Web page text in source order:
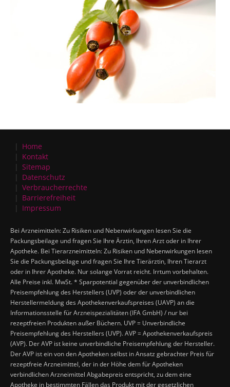
Home
Kontakt
Sitemap
Datenschutz
Verbraucherrechte
Barrierefreiheit
Impressum
Bei Arzneimitteln: Zu Risiken und Nebenwirkungen lesen Sie die
Packungsbeilage und fragen Sie Ihre Ärztin, Ihren Arzt oder in Ihrer
Apotheke. Bei Tierarzneimitteln: Zu Risiken und Nebenwirkungen lesen
Sie die Packungsbeilage und fragen Sie Ihre Tierärztin, Ihren Tierarzt
oder in Ihrer Apotheke. Nur solange Vorrat reicht. Irrtum vorbehalten.
Alle Preise inkl. MwSt. * Sparpotential gegenüber der unverbindlichen
Preisempfehlung des Herstellers (UVP) oder der unverbindlichen
Herstellermeldung des Apothekenverkaufspreises (UAVP) an die
Informationsstelle für Arzneispezialitäten (IFA GmbH) / nur bei
rezeptfreien Produkten außer Büchern. UVP = Unverbindliche
Preisempfehlung des Herstellers (UVP). AVP = Apothekenverkaufspreis
(AVP). Der AVP ist keine unverbindliche Preisempfehlung der Hersteller.
Der AVP ist ein von den Apotheken selbst in Ansatz gebrachter Preis für
rezeptfreie Arzneimittel, der in der Höhe dem für Apotheken
verbindlichen Arzneimittel Abgabepreis entspricht, zu dem eine
Apotheke in bestimmten Fällen das Produkt mit der gesetzlichen